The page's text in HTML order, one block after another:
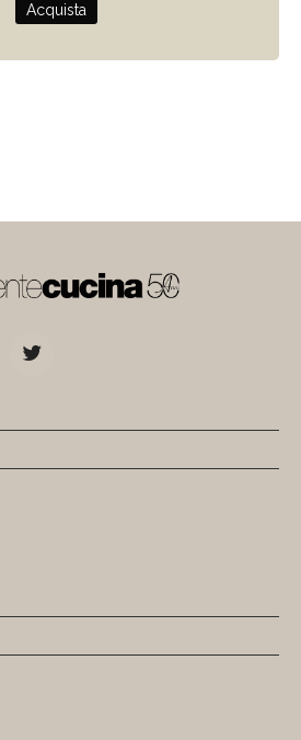
Acquista